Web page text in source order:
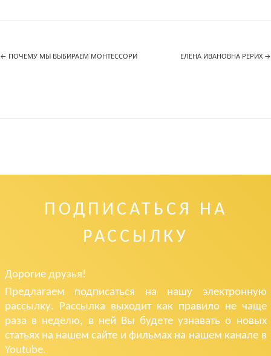
← ПОЧЕМУ МЫ ВЫБИРАЕМ МОНТЕССОРИ ЕЛЕНА ИВАНОВНА РЕРИХ →
ПОДПИСАТЬСЯ НА
РАССЫЛКУ
Дорогие друзья!
Предлагаем подписаться на нашу электронную
рассылку. Рассылка выходит как правило не чаще
раза в неделю, в ней Вы будете узнавать о новых
статьях на нашем сайте и фильмах на нашем канале в
Youtube.